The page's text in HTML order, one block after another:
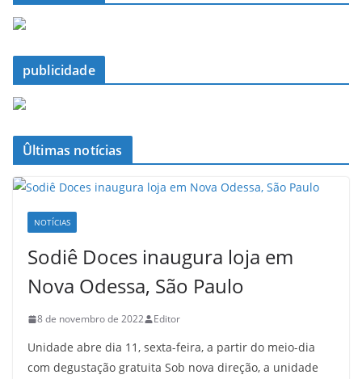
publicidade
Ûltimas notícias
NOTÍCIAS
Sodiê Doces inaugura loja em
Nova Odessa, São Paulo
8 de novembro de 2022 Editor
Unidade abre dia 11, sexta-feira, a partir do meio-dia
com degustação gratuita Sob nova direção, a unidade